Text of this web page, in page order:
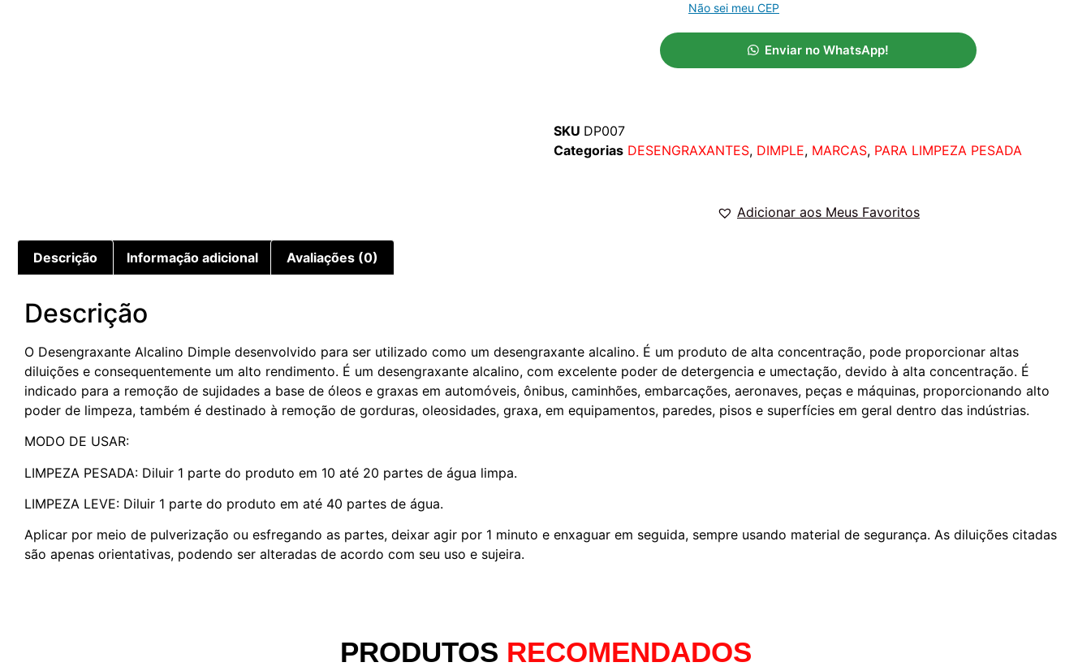
Não sei meu CEP
Enviar no WhatsApp!
SKU DP007
Categorias DESENGRAXANTES, DIMPLE, MARCAS, PARA LIMPEZA PESADA
Adicionar aos Meus Favoritos
Descrição Informação adicional Avaliações (0)
Descrição
O Desengraxante Alcalino Dimple desenvolvido para ser utilizado como um desengraxante alcalino. É um produto de alta concentração, pode proporcionar altas
diluições e consequentemente um alto rendimento. É um desengraxante alcalino, com excelente poder de detergencia e umectação, devido à alta concentração. É
indicado para a remoção de sujidades a base de óleos e graxas em automóveis, ônibus, caminhões, embarcações, aeronaves, peças e máquinas, proporcionando alto
poder de limpeza, também é destinado à remoção de gorduras, oleosidades, graxa, em equipamentos, paredes, pisos e superfícies em geral dentro das indústrias.
MODO DE USAR:
LIMPEZA PESADA: Diluir 1 parte do produto em 10 até 20 partes de água limpa.
LIMPEZA LEVE: Diluir 1 parte do produto em até 40 partes de água.
Aplicar por meio de pulverização ou esfregando as partes, deixar agir por 1 minuto e enxaguar em seguida, sempre usando material de segurança. As diluições citadas
são apenas orientativas, podendo ser alteradas de acordo com seu uso e sujeira.
PRODUTOS RECOMENDADOS